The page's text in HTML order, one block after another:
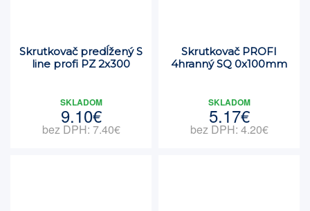
Skrutkovač predĺžený S
line profi PZ 2x300
SKLADOM
9.10€
bez DPH: 7.40€
Skrutkovač PROFI
4hranný SQ 0x100mm
SKLADOM
5.17€
bez DPH: 4.20€